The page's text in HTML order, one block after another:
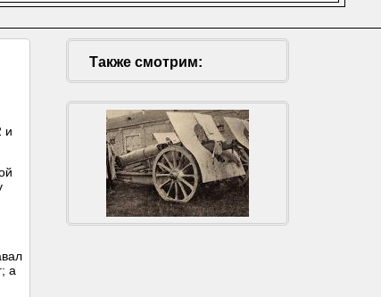
и
а
Также смотрим: